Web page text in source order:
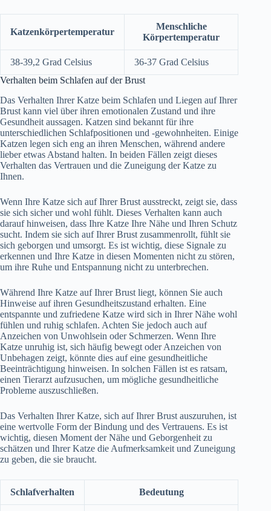
Katzenkörpertemperatur
Menschliche
Körpertemperatur
38-39,2 Grad Celsius
36-37 Grad Celsius
Verhalten beim Schlafen auf der Brust
Das Verhalten Ihrer Katze beim Schlafen und Liegen auf Ihrer
Brust kann viel über ihren emotionalen Zustand und ihre
Gesundheit aussagen. Katzen sind bekannt für ihre
unterschiedlichen Schlafpositionen und -gewohnheiten. Einige
Katzen legen sich eng an ihren Menschen, während andere
lieber etwas Abstand halten. In beiden Fällen zeigt dieses
Verhalten das Vertrauen und die Zuneigung der Katze zu
Ihnen.
Wenn Ihre Katze sich auf Ihrer Brust ausstreckt, zeigt sie, dass
sie sich sicher und wohl fühlt. Dieses Verhalten kann auch
darauf hinweisen, dass Ihre Katze Ihre Nähe und Ihren Schutz
sucht. Indem sie sich auf Ihrer Brust zusammenrollt, fühlt sie
sich geborgen und umsorgt. Es ist wichtig, diese Signale zu
erkennen und Ihre Katze in diesen Momenten nicht zu stören,
um ihre Ruhe und Entspannung nicht zu unterbrechen.
Während Ihre Katze auf Ihrer Brust liegt, können Sie auch
Hinweise auf ihren Gesundheitszustand erhalten. Eine
entspannte und zufriedene Katze wird sich in Ihrer Nähe wohl
fühlen und ruhig schlafen. Achten Sie jedoch auch auf
Anzeichen von Unwohlsein oder Schmerzen. Wenn Ihre
Katze unruhig ist, sich häufig bewegt oder Anzeichen von
Unbehagen zeigt, könnte dies auf eine gesundheitliche
Beeinträchtigung hinweisen. In solchen Fällen ist es ratsam,
einen Tierarzt aufzusuchen, um mögliche gesundheitliche
Probleme auszuschließen.
Das Verhalten Ihrer Katze, sich auf Ihrer Brust auszuruhen, ist
eine wertvolle Form der Bindung und des Vertrauens. Es ist
wichtig, diesen Moment der Nähe und Geborgenheit zu
schätzen und Ihrer Katze die Aufmerksamkeit und Zuneigung
zu geben, die sie braucht.
Schlafverhalten Bedeutung